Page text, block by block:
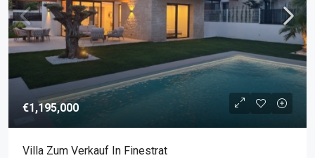
€1,195,000
Villa Zum Verkauf In Finestrat